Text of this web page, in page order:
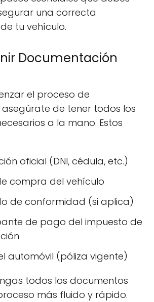
una correcta
tu vehículo.
Documentación
el proceso de
de tener todos los
a la mano. Estos
oficial (DNI, cédula, etc.)
compra del vehículo
de conformidad (si aplica)
de pago del impuesto de
automóvil (póliza vigente)
todos los documentos
más fluido y rápido.